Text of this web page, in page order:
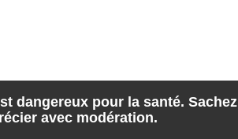
dangereux pour la santé. Sachez
avec modération.